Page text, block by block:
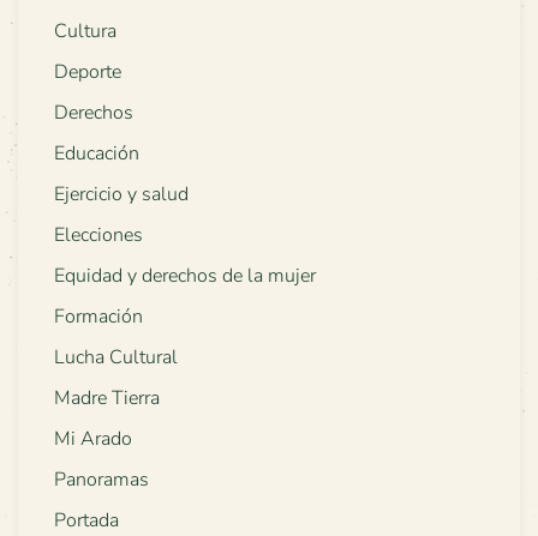
Cultura
Deporte
Derechos
Educación
Ejercicio y salud
Elecciones
Equidad y derechos de la mujer
Formación
Lucha Cultural
Madre Tierra
Mi Arado
Panoramas
Portada